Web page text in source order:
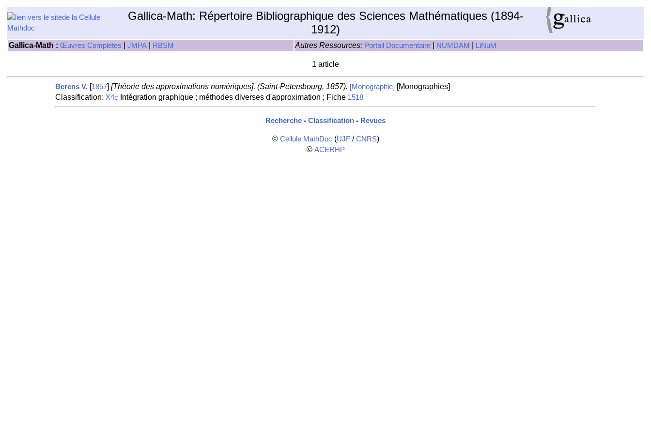
Gallica-Math: Répertoire Bibliographique des Sciences Mathématiques (1894-
1912)
Gallica-Math : Œuvres Complètes JMPA RBSM Autres Ressources: Portail Documentaire NUMDAM LiNuM
1 article
Berens V. [1857] [Théorie des approximations numériques]. (Saint-Petersbourg, 1857). [Monographie] [Monographies]
Classification: X4c Intégration graphique ; méthodes diverses d'approximation ; Fiche 1518
Recherche - Classification - Revues
© Cellule MathDoc (UJF/CNRS)
© ACERHP